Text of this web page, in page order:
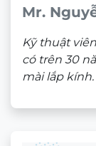
Mr.
Kỹ thuật
có trên 30
mài lắp kính.